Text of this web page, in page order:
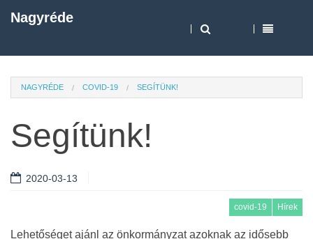
Nagyréde
NAGYRÉDE COVID-19 SEGÍTÜNK!
Segítünk!
2020-03-13
covid-19 Hírek
Lehetőséget ajánl az önkormányzat azoknak az idősebb